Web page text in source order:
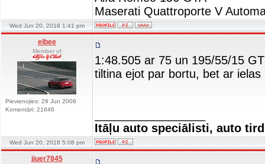
Maserati Quattroporte V
Wed Jun 20, 2018 1:41 pm
elbee
Member of
Pievienojies: 29 Jun 2006
Komentāri: 21646
1:48.505 ar 75 un 195/55/15
tiltina ejot par bortu, bet ar
Itāļu auto speciālisti, auto
Wed Jun 20, 2018 5:08 pm
jiuer7845